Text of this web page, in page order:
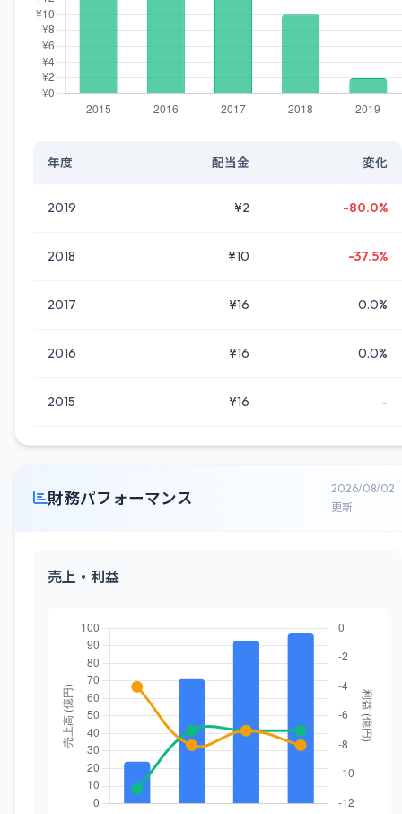
年度 配当金 変化
2019 ¥2 -80.0%
2018 ¥10 -37.5%
2017 ¥16 0.0%
2016 ¥16 0.0%
2015 ¥16 -
財務パフォーマンス
2026/08/02
更新
売上・利益